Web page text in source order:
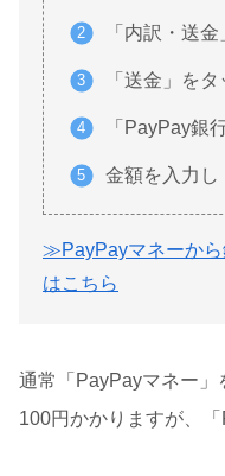
「内訳・送
「送金」を
「PayPay銀
金額を入力し
≫PayPayマネーから
はこちら
通常「PayPayマネー
100円かかりますが、